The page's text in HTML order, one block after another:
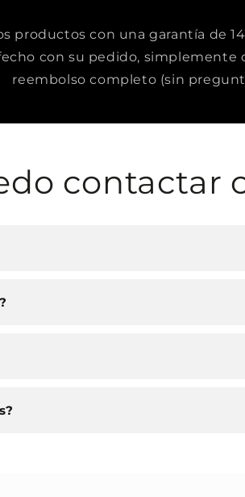
productos con una garantía de
con su pedido, simplemente
reembolso completo (sin
contactar